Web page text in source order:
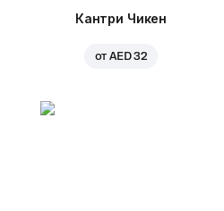
Кантри Чикен
отAED 32